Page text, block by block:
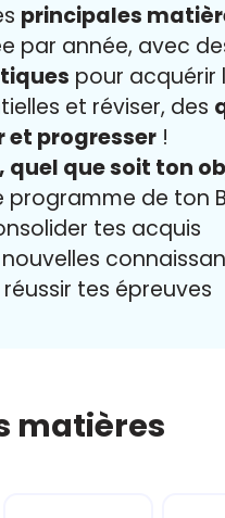
principales
par année, avec
pour acquérir
et réviser, des
et progresser !
quel que soit ton
programme de ton
tes acquis
nouvelles
tes épreuves
matières